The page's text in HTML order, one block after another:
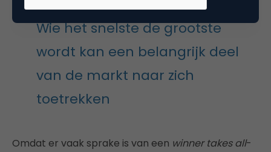
Wie het snelste de grootste
wordt kan een belangrijk deel
van de markt naar zich
toetrekken
Omdat er vaak sprake is van een winner takes all-